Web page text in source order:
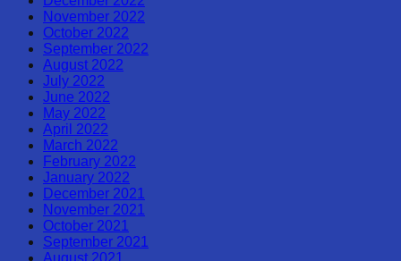
November 2022
October 2022
September 2022
August 2022
July 2022
June 2022
May 2022
April 2022
March 2022
February 2022
January 2022
December 2021
November 2021
October 2021
September 2021
August 2021